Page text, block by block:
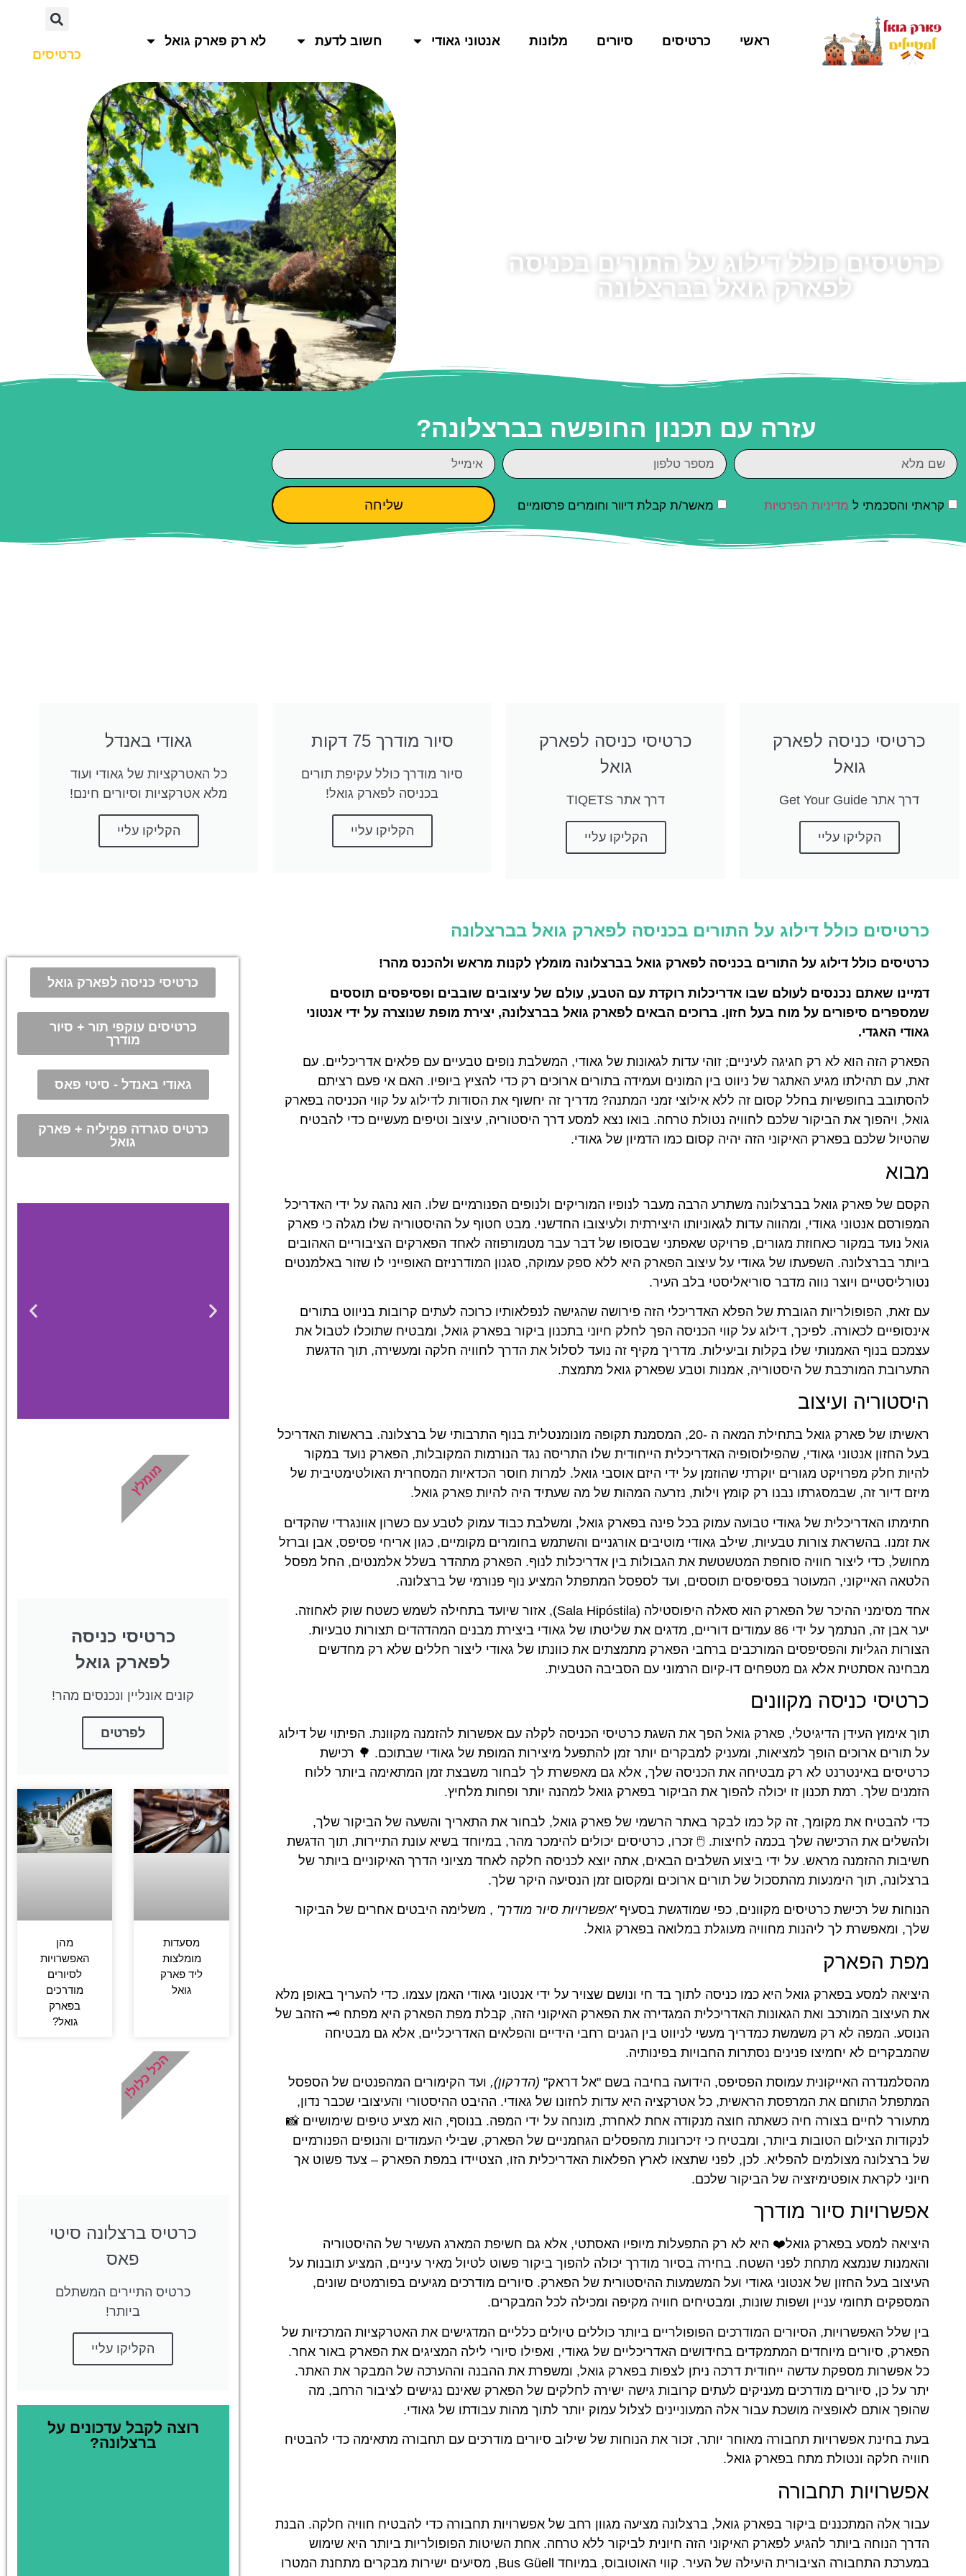
ראשי כרטיסים סיורים מלונות אנטוני גאודי חשוב לדעת
לא רק פארק גואל
כרטיסים
כרטיסים כולל דילוג על התורים בכניסה
לפארק גואל בברצלונה
עזרה עם תכנון החופשה בברצלונה?
קראתי והסכמתי ל מדיניות הפרטיות מאשר/ת קבלת דיוור וחומרים פרסומיים שליחה
כרטיסי כניסה לפארק
גואל
דרך אתר Get Your Guide
הקליקו עליי
כרטיסי כניסה לפארק
גואל
דרך אתר TIQETS
הקליקו עליי
סיור מודרך 75 דקות
סיור מודרך כולל עקיפת תורים
בכניסה לפארק גואל!
הקליקו עליי
גאודי באנדל
כל האטרקציות של גאודי ועוד
מלא אטרקציות וסיורים חינם!
הקליקו עליי
כרטיסים כולל דילוג על התורים בכניסה לפארק גואל בברצלונה
כרטיסים כולל דילוג על התורים בכניסה לפארק גואל בברצלונה מומלץ לקנות מראש ולהכנס מהר!
דמיינו שאתם נכנסים לעולם שבו אדריכלות רוקדת עם הטבע, עולם של עיצובים שובבים ופסיפסים תוססים
שמספרים סיפורים על מוח בעל חזון. ברוכים הבאים לפארק גואל בברצלונה, יצירת מופת שנוצרה על ידי אנטוני
גאודי האגדי.
הפארק הזה הוא לא רק חגיגה לעיניים; זוהי עדות לגאונות של גאודי, המשלבת נופים טבעיים עם פלאים אדריכליים. עם
זאת, עם תהילתו מגיע האתגר של ניווט בין המונים ועמידה בתורים ארוכים רק כדי להציץ ביופיו. האם אי פעם רציתם
להסתובב בחופשיות בחלל קסום זה ללא אילוצי זמני המתנה? מדריך זה יחשוף את הסודות לדילוג על קווי הכניסה בפארק
גואל, ויהפוך את הביקור שלכם לחוויה נטולת טרחה. בואו נצא למסע דרך היסטוריה, עיצוב וטיפים מעשיים כדי להבטיח
שהטיול שלכם בפארק האיקוני הזה יהיה קסום כמו הדמיון של גאודי.
מבוא
הקסם של פארק גואל בברצלונה משתרע הרבה מעבר לנופיו המוריקים ולנופים הפנורמיים שלו. הוא נהגה על ידי האדריכל
המפורסם אנטוני גאודי, ומהווה עדות לגאוניותו היצירתית ולעיצובו החדשני. מבט חטוף על ההיסטוריה שלו מגלה כי פארק
גואל נועד במקור כאחוזת מגורים, פרויקט שאפתני שבסופו של דבר עבר מטמורפוזה לאחד הפארקים הציבוריים האהובים
ביותר בברצלונה. השפעתו של גאודי על עיצוב הפארק היא ללא ספק עמוקה, סגנון המודרניזם האופייני לו שזור באלמנטים
נטורליסטיים ויוצר נווה מדבר סוריאליסטי בלב העיר.
עם זאת, הפופולריות הגוברת של הפלא האדריכלי הזה פירושה שהגישה לנפלאותיו כרוכה לעתים קרובות בניווט בתורים
אינסופיים לכאורה. לפיכך, דילוג על קווי הכניסה הפך לחלק חיוני בתכנון ביקור בפארק גואל, ומבטיח שתוכלו לטבול את
עצמכם בנוף האמנותי שלו בקלות וביעילות. מדריך מקיף זה נועד לסלול את הדרך לחוויה חלקה ומעשירה, תוך הדגשת
התערובת המורכבת של היסטוריה, אמנות וטבע שפארק גואל מתמצת.
היסטוריה ועיצוב
ראשיתו של פארק גואל בתחילת המאה ה -20, המסמנת תקופה מונומנטלית בנוף התרבותי של ברצלונה. בראשות האדריכל
בעל החזון אנטוני גאודי, שהפילוסופיה האדריכלית הייחודית שלו התריסה נגד הנורמות המקובלות, הפארק נועד במקור
להיות חלק מפרויקט מגורים יוקרתי שהוזמן על ידי היזם אוסבי גואל. למרות חוסר הכדאיות המסחרית האולטימטיבית של
מיזם דיור זה, שבמסגרתו נבנו רק קומץ וילות, נזרעה המהות של מה שעתיד היה להיות פארק גואל.
חתימתו האדריכלית של גאודי טבועה עמוק בכל פינה בפארק גואל, ומשלבת כבוד עמוק לטבע עם כשרון אוונגרדי שהקדים
את זמנו. בהשראת צורות טבעיות, שילב גאודי מוטיבים אורגניים והשתמש בחומרים מקומיים, כגון אריחי פסיפס, אבן וברזל
מחושל, כדי ליצור חוויה סוחפת המטשטשת את הגבולות בין אדריכלות לנוף. הפארק מתהדר בשלל אלמנטים, החל מפסל
הלטאה האייקוני, המעוטר בפסיפסים תוססים, ועד לספסל המתפתל המציע נוף פנורמי של ברצלונה.
אחד מסימני ההיכר של הפארק הוא סאלה היפוסטילה (Sala Hipóstila), אזור שיועד בתחילה לשמש כשטח שוק לאחוזה.
יער אבן זה, הנתמך על ידי 86 עמודים דוריים, מדגים את שליטתו של גאודי ביצירת מבנים המהדהדים תצורות טבעיות.
הצורות הגליות והפסיפסים המורכבים ברחבי הפארק מתמצתים את כוונתו של גאודי ליצור חללים שלא רק מחדשים
מבחינה אסתטית אלא גם מטפחים דו-קיום הרמוני עם הסביבה הטבעית.
כרטיסי כניסה מקוונים
תוך אימוץ העידן הדיגיטלי, פארק גואל הפך את השגת כרטיסי הכניסה לקלה עם אפשרות להזמנה מקוונת. הפיתוי של דילוג
על תורים ארוכים הופך למציאות, ומעניק למבקרים יותר זמן להתפעל מיצירות המופת של גאודי שבתוכם. 🌳 רכישת
כרטיסים באינטרנט לא רק מבטיחה את הכניסה שלך, אלא גם מאפשרת לך לבחור משבצת זמן המתאימה ביותר ללוח
הזמנים שלך. רמת תכנון זו יכולה להפוך את הביקור בפארק גואל למהנה יותר ופחות מלחיץ.
כדי להבטיח את מקומך, זה קל כמו לבקר באתר הרשמי של פארק גואל, לבחור את התאריך והשעה של הביקור שלך,
ולהשלים את הרכישה שלך בכמה לחיצות. 🖱️ זכרו, כרטיסים יכולים להימכר מהר, במיוחד בשיא עונת התיירות, תוך הדגשת
חשיבות ההזמנה מראש. על ידי ביצוע השלבים הבאים, אתה יוצא לכניסה חלקה לאחד מציוני הדרך האיקוניים ביותר של
ברצלונה, תוך הימנעות מהתסכול של תורים ארוכים ומקסום זמן הנסיעה היקר שלך.
הנוחות של רכישת כרטיסים מקוונים, כפי שמודגשת בסעיף'אפשרויות סיור מודרך' , משלימה היבטים אחרים של הביקור
שלך, ומאפשרת לך ליהנות מחוויה מעוגלת במלואה בפארק גואל.
מפת הפארק
היציאה למסע בפארק גואל היא כמו כניסה לתוך בד חי ונושם שצויר על ידי אנטוני גאודי האמן עצמו. כדי להעריך באופן מלא
את העיצוב המורכב ואת הגאונות האדריכלית המגדירה את הפארק האיקוני הזה, קבלת מפת הפארק היא מפתח 🗝️ הזהב של
הנוסע. המפה לא רק משמשת כמדריך מעשי לניווט בין הגנים רחבי הידיים והפלאים האדריכליים, אלא גם מבטיחה
שהמבקרים לא יחמיצו פנינים נסתרות החבויות בפינותיה.
מהסלמנדרה האייקונית עמוסת הפסיפס, הידועה בחיבה בשם "אל דראק" (הדרקון), ועד הקימורים המהפנטים של הספסל
המתפתל התוחם את המרפסת הראשית, כל אטרקציה היא עדות לחזונו של גאודי. ההיבט ההיסטורי והעיצובי שכבר נדון,
מתעורר לחיים בצורה חיה כשאתה חוצה מנקודה אחת לאחרת, מונחה על ידי המפה. בנוסף, הוא מציע טיפים שימושיים 📸
לנקודות הצילום הטובות ביותר, ומבטיח כי זיכרונות מהפסלים הגחמניים של הפארק, שבילי העמודים והנופים הפנורמיים
של ברצלונה מצולמים להפליא. לכן, לפני שתצאו לארץ הפלאות האדריכלית הזו, הצטיידו במפת הפארק – צעד פשוט אך
חיוני לקראת אופטימיזציה של הביקור שלכם.
אפשרויות סיור מודרך
היציאה למסע בפארק גואל❤️ היא לא רק התפעלות מיופיו האסתטי, אלא גם חשיפת המארג העשיר של ההיסטוריה
והאמנות שנמצא מתחת לפני השטח. בחירה בסיור מודרך יכולה להפוך ביקור פשוט לטיול מאיר עיניים, המציע תובנות על
העיצוב בעל החזון של אנטוני גאודי ועל המשמעות ההיסטורית של הפארק. סיורים מודרכים מגיעים בפורמטים שונים,
המספקים תחומי עניין ושפות שונות, ומבטיחים חוויה מקיפה ומכילה לכל המבקרים.
בין שלל האפשרויות, הסיורים המודרכים הפופולריים ביותר כוללים טיולים כלליים המדגישים את האטרקציות המרכזיות של
הפארק, סיורים מיוחדים המתמקדים בחידושים האדריכליים של גאודי, ואפילו סיורי לילה המציגים את הפארק באור אחר.
כל אפשרות מספקת עדשה ייחודית דרכה ניתן לצפות בפארק גואל, ומשפרת את ההבנה וההערכה של המבקר את האתר.
יתר על כן, סיורים מודרכים מעניקים לעתים קרובות גישה ישירה לחלקים של הפארק שאינם נגישים לציבור הרחב, מה
שהופך אותם לאופציה מושכת עבור אלה המעוניינים לצלול עמוק יותר לתוך מהות עבודתו של גאודי.
בעת בחינת אפשרויות תחבורה מאוחר יותר, זכור את הנוחות של שילוב סיורים מודרכים עם תחבורה מתאימה כדי להבטיח
חוויה חלקה ונטולת מתח בפארק גואל.
אפשרויות תחבורה
עבור אלה המתכננים ביקור בפארק גואל, ברצלונה מציעה מגוון רחב של אפשרויות תחבורה כדי להבטיח חוויה חלקה. הבנת
הדרך הנוחה ביותר להגיע לפארק האיקוני הזה חיונית לביקור ללא טרחה. אחת השיטות הפופולריות ביותר היא שימוש
במערכת התחבורה הציבורית היעילה של העיר. קווי האוטובוס, במיוחד Bus Güell, מסיעים ישירות מבקרים מתחנת המטרו
כרטיסי כניסה לפארק גואל
כרטיסים עוקפי תור + סיור
מודרך
גאודי באנדל - סיטי פאס
כרטיס סגרדה פמיליה + פארק
גואל
מלונות
מציאת מלון
מומלץ?
כרטיסי כניסה
לפארק גואל
קונים אונליין ונכנסים מהר!
לפרטים
מומלץ
מסעדות
מומלצות
ליד פארק
גואל
מהן
האפשרויות
לסיורים
מודרכים
בפארק
גואל?
כרטיס ברצלונה סיטי
פאס
כרטיס התיירים המשתלם
ביותר!
הקליקו עליי
הכל כלול!
רוצה לקבל עדכונים על
ברצלונה?